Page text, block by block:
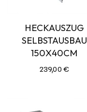
HECKAUSZUG
SELBSTAUSBAU
150X40CM
239,00 €